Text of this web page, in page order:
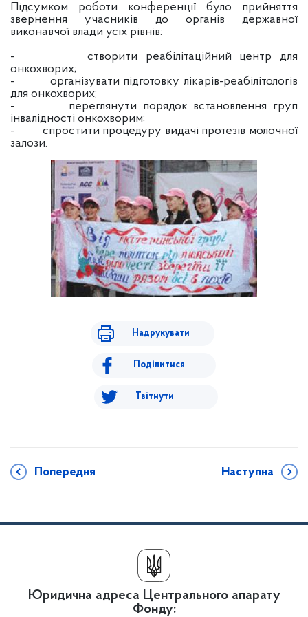
Підсумком роботи конференції було прийняття
звернення учасників до органів державної
виконавчої влади усіх рівнів:
-
створити реабілітаційний центр для
онкохворих;
-
організувати підготовку лікарів-реабілітологів
для онкохворих;
-
переглянути порядок встановлення груп
інвалідності онкохворим;
-
спростити процедуру видачі протезів молочної
залози.
Надрукувати
Поділитися
Твітнути
Попередня Наступна
Юридична адреса Центрального апарату
Фонду: